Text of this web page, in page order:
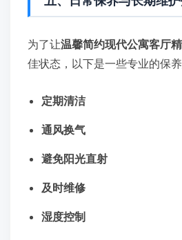
为了让温馨简约现代公寓客厅
佳状态，以下是一些专业的保养
定期清洁
通风换气
避免阳光直射
及时维修
湿度控制